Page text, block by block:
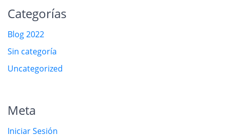
Categorías
Blog 2022
Sin categoría
Uncategorized
Meta
Iniciar Sesión